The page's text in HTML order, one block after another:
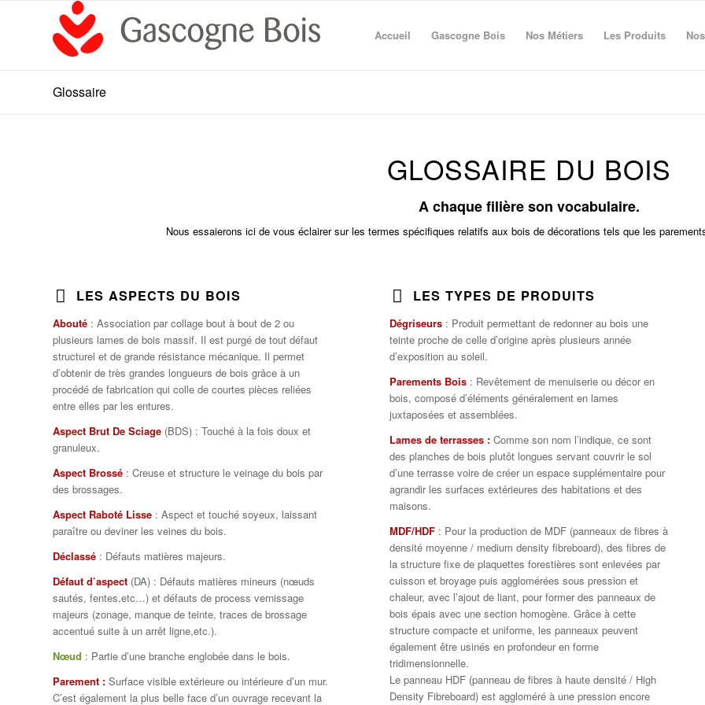
Accueil Gascogne Bois Nos Métiers Les Produits
Glossaire
GLOSSAIRE DU BOIS
A chaque filière son vocabulaire.
Nous essaierons ici de vous éclairer sur les termes spécifiques relatifs aux bois de décorations tels que les
LES ASPECTS DU BOIS
Abouté : Association par collage bout à bout de 2 ou
plusieurs lames de bois massif. Il est purgé de tout défaut
structurel et de grande résistance mécanique. Il permet
d’obtenir de très grandes longueurs de bois grâce à un
procédé de fabrication qui colle de courtes pièces reliées
entre elles par les entures.
Aspect Brut De Sciage (BDS) : Touché à la fois doux et
granuleux.
Aspect Brossé : Creuse et structure le veinage du bois par
des brossages.
Aspect Raboté Lisse : Aspect et touché soyeux, laissant
paraître ou deviner les veines du bois.
Déclassé : Défauts matières majeurs.
Défaut d’aspect (DA) : Défauts matières mineurs (nœuds
sautés, fentes,etc…) et défauts de process vernissage
majeurs (zonage, manque de teinte, traces de brossage
accentué suite à un arrêt ligne,etc.).
Nœud : Partie d’une branche englobée dans le bois.
Parement : Surface visible extérieure ou intérieure d’un mur.
C’est également la plus belle face d’un ouvrage recevant la
LES TYPES DE PRODUITS
Dégriseurs: Produit permettant de redonner au bois une
teinte proche de celle d’origine après plusieurs année
d’exposition au soleil.
Parements Bois: Revêtement de menuiserie ou décor en
bois, composé d’éléments généralement en lames
juxtaposées et assemblées.
Lames de terrasses : Comme son nom l’indique, ce sont
des planches de bois plutôt longues servant couvrir le sol
d’une terrasse voire de créer un espace supplémentaire pour
agrandir les surfaces extérieures des habitations et des
maisons.
MDF/HDF: Pour la production de MDF (panneaux de fibres à
densité moyenne / medium density fibreboard), des fibres de
la structure fixe de plaquettes forestières sont enlevées par
cuisson et broyage puis agglomérées sous pression et
chaleur, avec l’ajout de liant, pour former des panneaux de
bois épais avec une section homogène. Grâce à cette
structure compacte et uniforme, les panneaux peuvent
également être usinés en profondeur en forme
tridimensionnelle.
Le panneau HDF (panneau de fibres à haute densité / High
Density Fibreboard) est aggloméré à une pression encore